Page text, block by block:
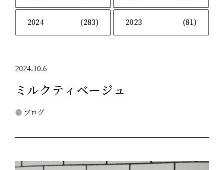
2024 (283) 2023 (81)
2024.10.6
ミルクティベージュ
ブログ